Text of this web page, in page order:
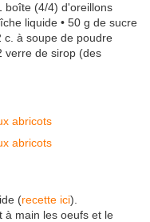
boîte (4/4) d'oreillons
liquide • 50 g de sucre
c. à soupe de poudre
verre de sirop (des
(recette ici).
à main les oeufs et le